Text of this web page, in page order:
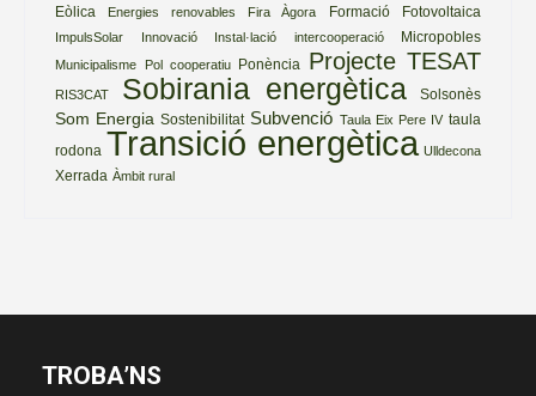
Eòlica
Energies renovables Fira Àgora Formació Fotovoltaica
ImpulsSolar Innovació Instal·lació intercooperació Micropobles
Municipalisme Pol cooperatiu Ponència Projecte TESAT
RIS3CAT Sobirania energètica Solsonès
Som Energia Sostenibilitat Subvenció Taula Eix Pere IV taula
rodona Transició energètica Ulldecona
Xerrada Àmbit rural
TROBA’NS